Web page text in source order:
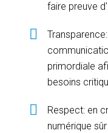
faire preuve
primordiale
besoins
Respect: en
numérique